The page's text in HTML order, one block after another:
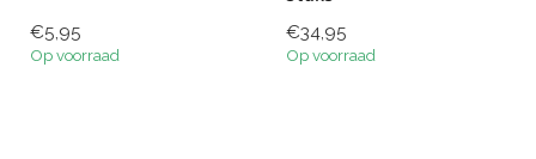
€5,95
Op voorraad
€34,95
Op voorraad